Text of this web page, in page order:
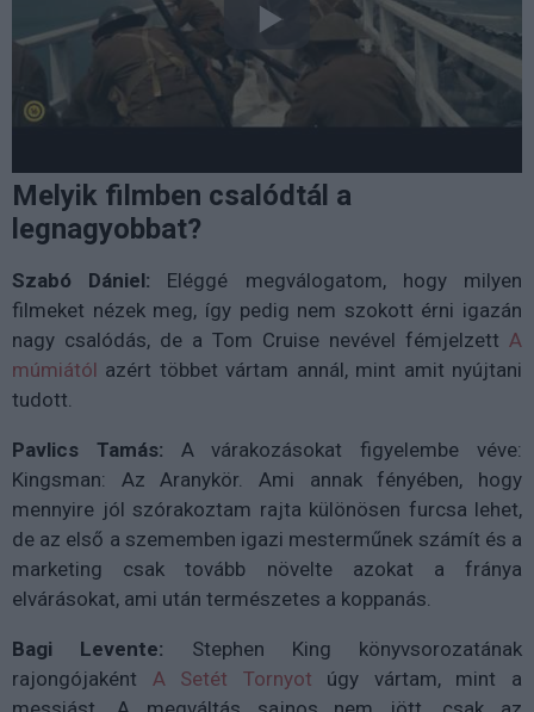
Melyik filmben csalódtál a
legnagyobbat?
Szabó Dániel: Eléggé megválogatom, hogy milyen
filmeket nézek meg, így pedig nem szokott érni igazán
nagy csalódás, de a Tom Cruise nevével fémjelzett A
múmiától azért többet vártam annál, mint amit nyújtani
tudott.
Pavlics Tamás: A várakozásokat figyelembe véve:
Kingsman: Az Aranykör. Ami annak fényében, hogy
mennyire jól szórakoztam rajta különösen furcsa lehet,
de az első a szememben igazi mesterműnek számít és a
marketing csak tovább növelte azokat a fránya
elvárásokat, ami után természetes a koppanás.
Bagi Levente: Stephen King könyvsorozatának
rajongójaként A Setét Tornyot úgy vártam, mint a